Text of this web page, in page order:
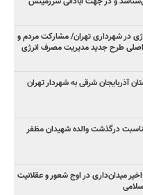
در شهرداری تهران/ مشارکت مردم و
اصلی طرح جدید مدیریت مصرف انرژی
آذربایجان شرقی به شهردار تهران
درگذشت والده شهیدان مظفر
میدان‌داری‌ در اوج شعور و عقلانیت